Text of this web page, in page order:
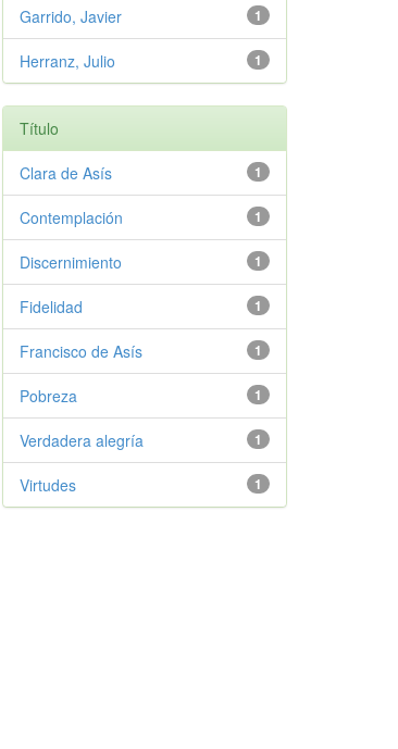
1
Garrido, Javier
1
Herranz, Julio
Título
1
Clara de Asís
1
Contemplación
1
Discernimiento
1
Fidelidad
1
Francisco de Asís
1
Pobreza
1
Verdadera alegría
1
Virtudes